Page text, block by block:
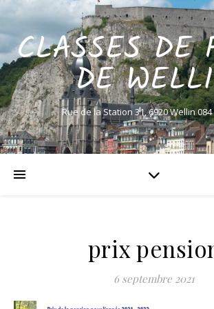
CLASSES DE
DE
Rue de la Station 31, 6920 Wellin 084
prix
6 septembre 2021